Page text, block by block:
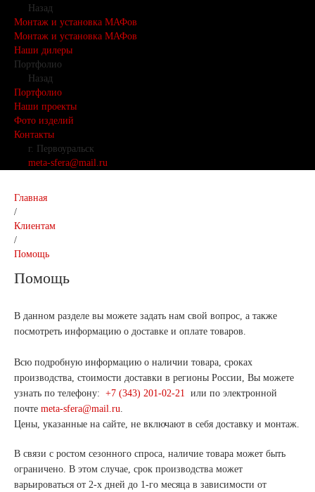
Назад
Монтаж и установка МАФов
Монтаж и установка МАФов
Наши дилеры
Портфолио
Назад
Портфолио
Наши проекты
Фото изделий
Контакты
г. Первоуральск
meta-sfera@mail.ru
Главная
/
Клиентам
/
Помощь
Помощь
В данном разделе вы можете задать нам свой вопрос, а также
посмотреть информацию о доставке и оплате товаров.
Всю подробную информацию о наличии товара, сроках
производства, стоимости доставки в регионы России, Вы можете
узнать по телефону: +7 (343) 201-02-21 или по электронной
почте meta-sfera@mail.ru.
Цены, указанные на сайте, не включают в себя доставку и монтаж.
В связи с ростом сезонного спроса, наличие товара может быть
ограничено. В этом случае, срок производства может
варьироваться от 2-х дней до 1-го месяца в зависимости от